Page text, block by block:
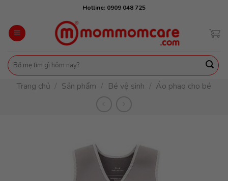
content
Hotline: 0909 048 725
Tìm
kiếm:
Trang chủ / Sản phẩm / Bé vệ sinh / Áo phao cho bé